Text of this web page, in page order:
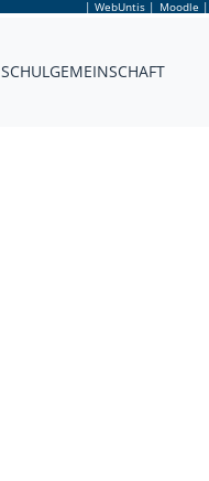
| WebUntis | Moodle |
SCHULGEMEINSCHAFT